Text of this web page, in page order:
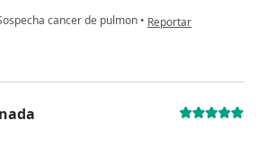
cancer de pulmon • en opinión del usuario
Reportar